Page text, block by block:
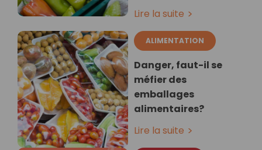
Lire la suite
ALIMENTATION
Danger, faut-il se
méfier des
emballages
alimentaires?
Lire la suite